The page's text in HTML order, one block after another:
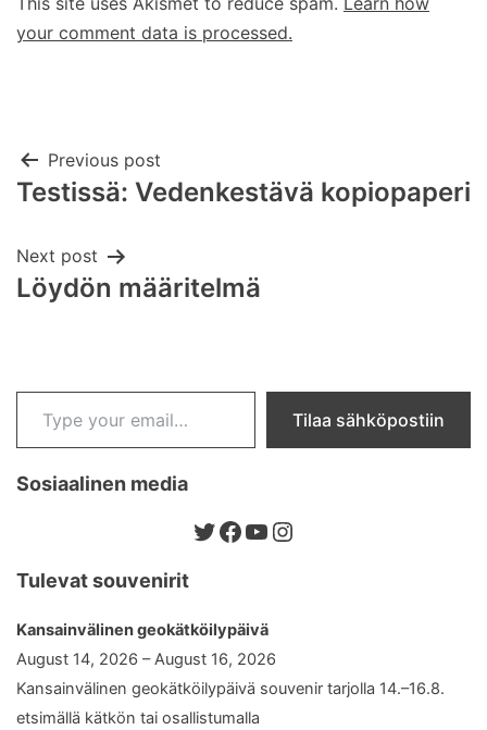
your comment data is processed.
Post
Previous post
Testissä: Vedenkestävä kopiopaperi
Next post
Löydön määritelmä
Type your email…
Tilaa sähköpostiin
Sosiaalinen media
Twitter
Facebook
YouTube
Instagram
Tulevat souvenirit
Kansainvälinen geokätköilypäivä
August 14, 2026 – August 16, 2026
Kansainvälinen geokätköilypäivä souvenir tarjolla 14.–16.8.
etsimällä kätkön tai osallistumalla